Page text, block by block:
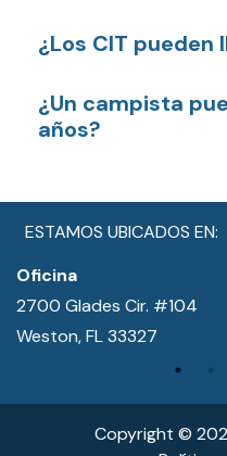
¿Los CIT pueden
¿Un campista
años?
ESTAMOS UBICADOS EN:
Oficina
2700 Glades Cir. #104
Weston, FL 33327
Copyright ©